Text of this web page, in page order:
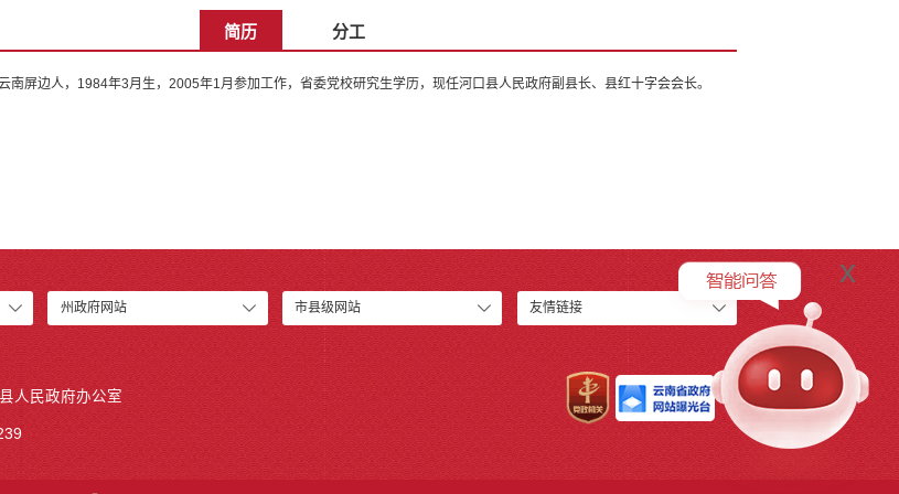
简历 分工
南屏边人，1984年3月生，2005年1月参加工作，省委党校研究生学历，现任河口县人民政府副县长、县红十字会会长。
州政府网站 市县级网站 友情链接
人民政府办公室
x